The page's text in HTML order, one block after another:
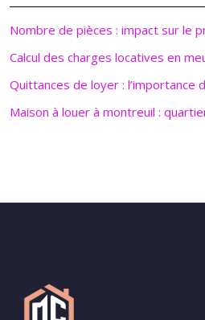
Nombre de pièces : impact sur le
Calcul des charges locatives en
Quittances de loyer : l’importance
Maison à louer à montreuil :